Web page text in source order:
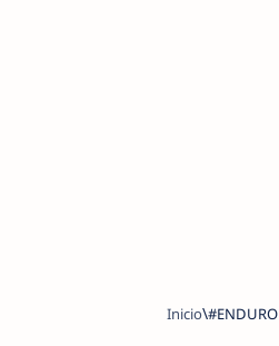
Inicio #ENDURO